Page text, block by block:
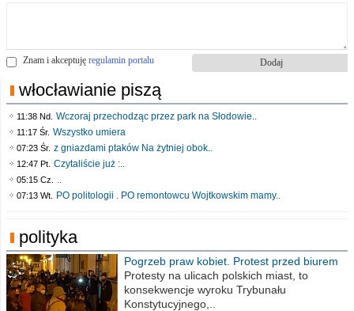
Znam i akceptuję regulamin portalu
włocławianie piszą
11:38 Nd. Wczoraj przechodząc przez park na Słodowie..
11:17 Śr. Wszystko umiera
07:23 Śr. z gniazdami ptaków Na żytniej obok..
12:47 Pt. Czytaliście już :..
05:15 Cz. ..
07:13 Wt. PO politologii . PO remontowcu Wojtkowskim mamy..
polityka
Pogrzeb praw kobiet. Protest przed biurem
poselskim PiS
Protesty na ulicach polskich miast, to
konsekwencje wyroku Trybunału
Konstytucyjnego,..